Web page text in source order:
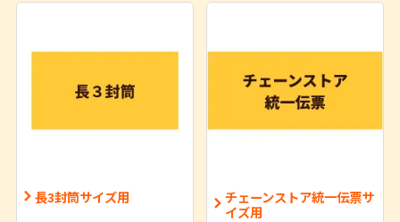
長3封筒サイズ用
チェーンストア統一伝票サ
イズ用